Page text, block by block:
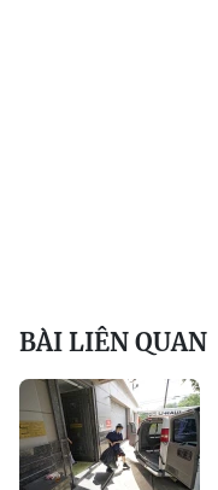
BÀI LIÊN QUAN